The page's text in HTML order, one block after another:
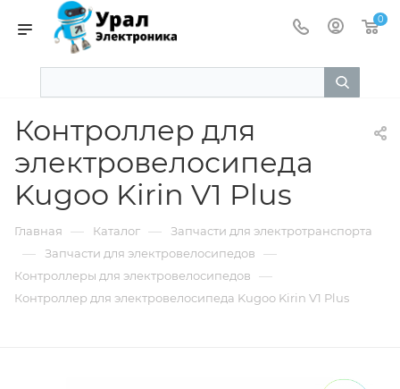
0
Контроллер для
электровелосипеда
Kugoo Kirin V1 Plus
Главная — Каталог — Запчасти для электротранспорта
— Запчасти для электровелосипедов —
Контроллеры для электровелосипедов —
Контроллер для электровелосипеда Kugoo Kirin V1 Plus